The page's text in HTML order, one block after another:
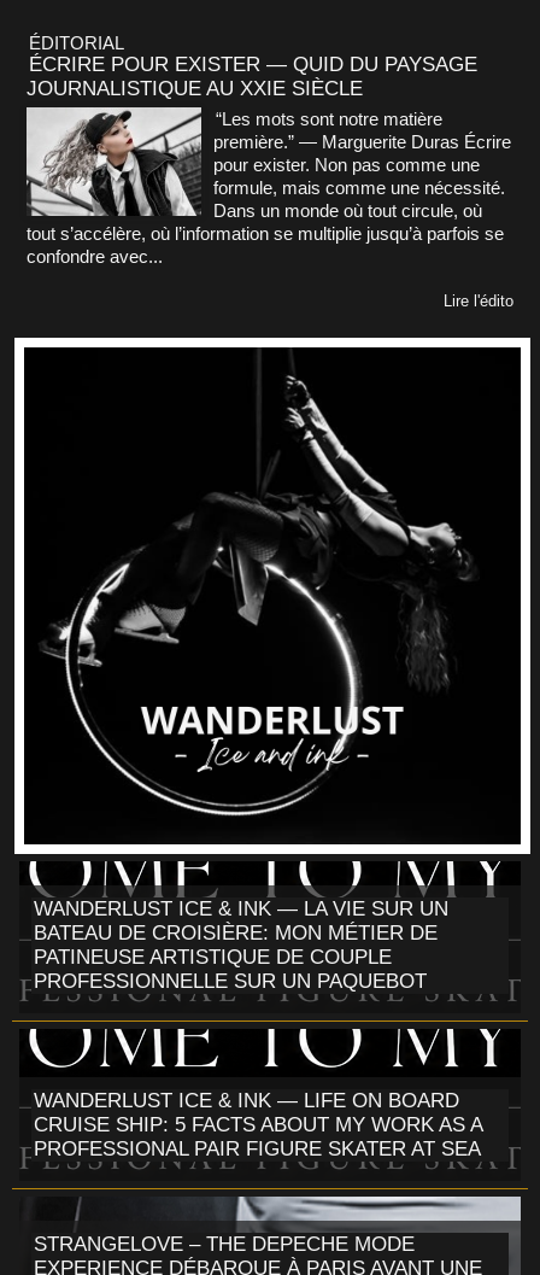
ÉDITORIAL
ÉCRIRE POUR EXISTER — QUID DU PAYSAGE
JOURNALISTIQUE AU XXIE SIÈCLE
“Les mots sont notre matière
première.” — Marguerite Duras Écrire
pour exister. Non pas comme une
formule, mais comme une nécessité.
Dans un monde où tout circule, où
tout s’accélère, où l’information se multiplie jusqu’à parfois se
confondre avec...
Lire l'édito
WANDERLUST ICE & INK — LA VIE SUR UN
BATEAU DE CROISIÈRE: MON MÉTIER DE
PATINEUSE ARTISTIQUE DE COUPLE
PROFESSIONNELLE SUR UN PAQUEBOT
WANDERLUST ICE & INK — LIFE ON BOARD
CRUISE SHIP: 5 FACTS ABOUT MY WORK AS A
PROFESSIONAL PAIR FIGURE SKATER AT SEA
STRANGELOVE – THE DEPECHE MODE
EXPERIENCE DÉBARQUE À PARIS AVANT UNE